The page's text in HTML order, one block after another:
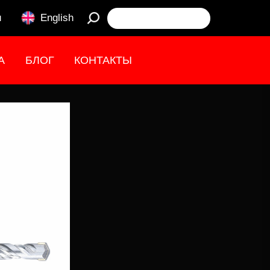
English
БЛОГ КОНТАКТЫ